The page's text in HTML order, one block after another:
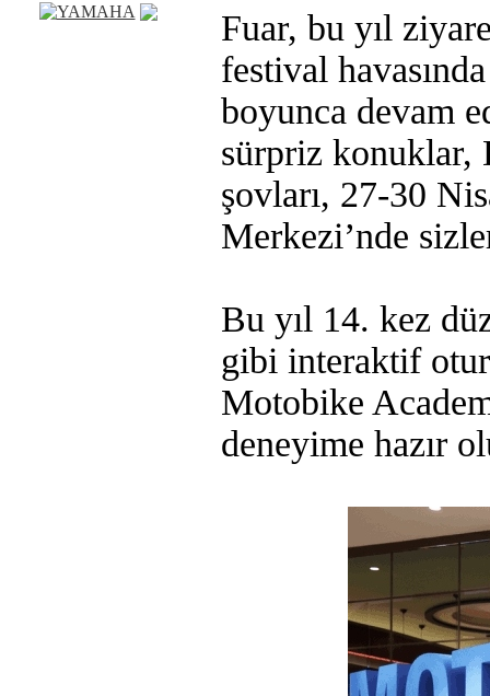
Fuar, bu yıl
festival
boyunca devam
sürpriz konuklar,
şovları, 27-30
Merkezi’nde
Bu yıl 14. kez
gibi interaktif
Motobike
deneyime hazır